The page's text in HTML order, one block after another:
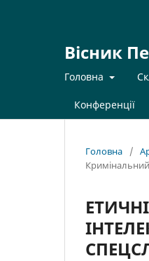
Вісник
Головна
Конференції
Головна /